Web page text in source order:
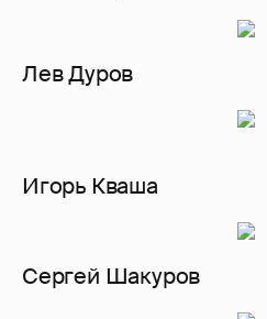
Лев Дуров
Игорь Кваша
Сергей Шакуров